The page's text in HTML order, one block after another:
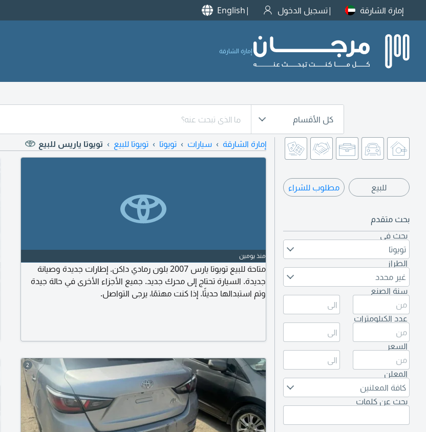
إمارة الشارقة تسجيل الدخول English
إمارة الشارقة
كل الأقسام
للبيع مطلوب للشراء
بحث متقدم
بحث في
تويوتا
الطراز
غير محدد
سنة الصنع
عدد الكيلومترات
السعر
المعلن
كافة المعلنين
بحث عن كلمات
إمارة الشارقة سيارات تويوتا تويوتا للبيع تويوتا ياريس للبيع
منذ يومين
متاحة للبيع تويوتا يارس 2007 بلون رمادي داكن. إطارات جديدة وصيانة
جديدة. السيارة تحتاج إلى محرك جديد. جميع الأجزاء الأخرى في حالة جيدة
وتم استبدالها حديثًا. إذا كنت مهتمًا، يرجى التواصل.
2